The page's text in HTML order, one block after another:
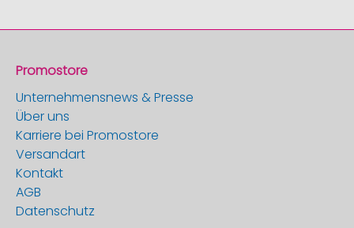
Promostore
Unternehmensnews & Presse
Über uns
Karriere bei Promostore
Versandart
Kontakt
AGB
Datenschutz